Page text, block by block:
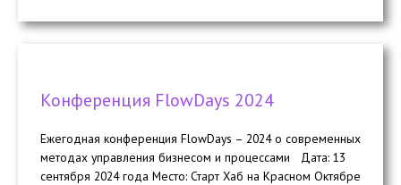
Конференция FlowDays 2024
Ежегодная конференция FlowDays – 2024 о современных
методах управления бизнесом и процессами Дата: 13
сентября 2024 года Место: Старт Хаб на Красном Октябре